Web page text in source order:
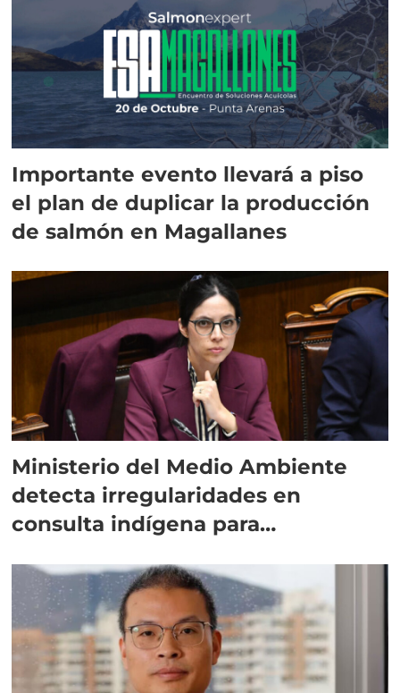
Importante evento llevará a piso
el plan de duplicar la producción
de salmón en Magallanes
Ministerio del Medio Ambiente
detecta irregularidades en
consulta indígena para